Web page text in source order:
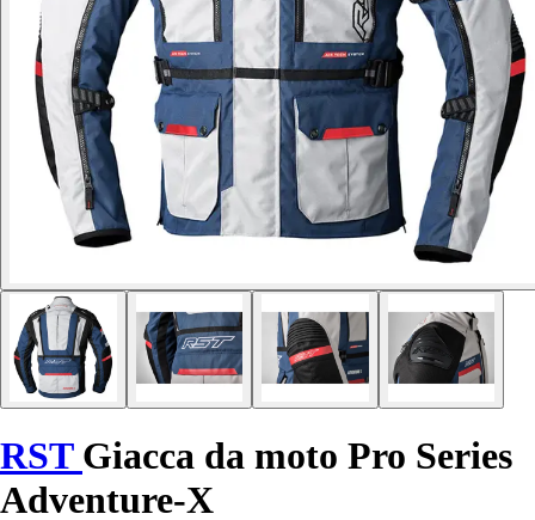
RST Giacca da moto Pro Series
Adventure-X